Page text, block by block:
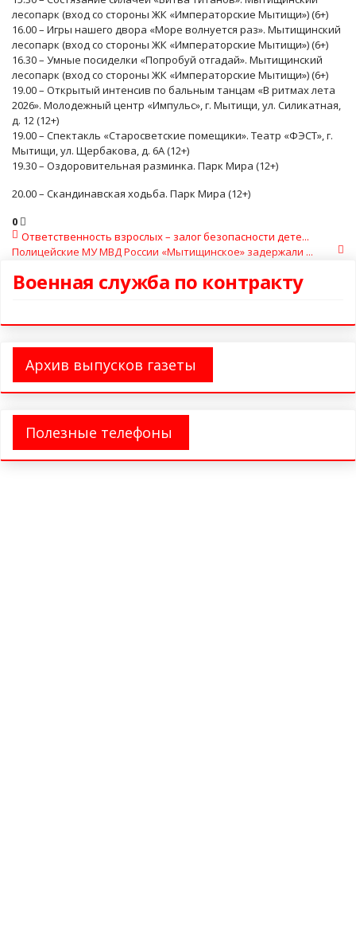
лесопарк (вход со стороны ЖК «Императорские Мытищи») (6+)
16.00 – Игры нашего двора «Море волнуется раз». Мытищинский
лесопарк (вход со стороны ЖК «Императорские Мытищи») (6+)
16.30 – Умные посиделки «Попробуй отгадай». Мытищинский
лесопарк (вход со стороны ЖК «Императорские Мытищи») (6+)
19.00 – Открытый интенсив по бальным танцам «В ритмах лета
2026». Молодежный центр «Импульс», г. Мытищи, ул. Силикатная,
д. 12 (12+)
19.00 – Спектакль «Старосветские помещики». Театр «ФЭСТ», г.
Мытищи, ул. Щербакова, д. 6А (12+)
19.30 – Оздоровительная разминка. Парк Мира (12+)
20.00 – Скандинавская ходьба. Парк Мира (12+)
0
Ответственность взрослых – залог безопасности дете...
Полицейские МУ МВД России «Мытищинское» задержали ...
Военная служба по контракту
Архив выпусков газеты
Полезные телефоны